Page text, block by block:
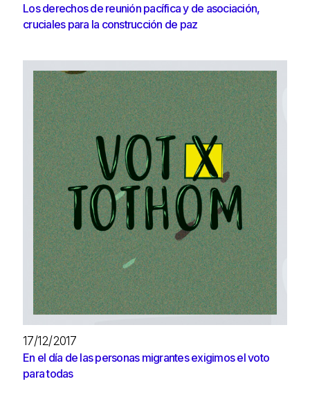
Los derechos de reunión pacífica y de asociación,
cruciales para la construcción de paz
17/12/2017
En el día de las personas migrantes exigimos el voto
para todas